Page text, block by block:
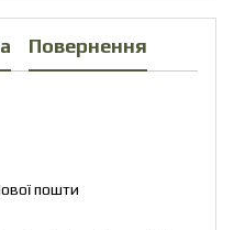
Повернення
пошти